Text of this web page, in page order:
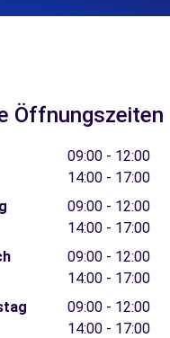
Öffnungszeiten
09:00 - 12:00
14:00 - 17:00
09:00 - 12:00
14:00 - 17:00
09:00 - 12:00
14:00 - 17:00
09:00 - 12:00
14:00 - 17:00